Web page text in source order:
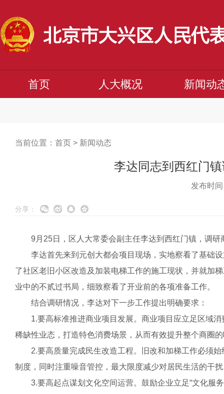
首页 人大概况 新闻动
当前位置： 首页 > 新闻动态
李达同志到西红门
发布时
分享：
9月25日，区人大常委会副主任李达到西红门镇，调研
李达首先来到元创大都会项目现场，实地察看了基础设
了社区老旧小区改造及加装电梯工作的施工现状，并就加
业中的不贰过书局，细致察看了开业前的各项准备工作。
结合调研情况，李达对下一步工作提出明确要求：
1.要高标准推进商业项目发展。商业项目应立足区域消
稀缺性业态，打造特色消费场景，从而有效提升整个商圈
2.要高质量完成民生改造工程。旧改和加梯工作必须始
制度，同时注重噪音管控，最大限度减少对居民生活的干
3.要高起点谋划文化空间运营。鼓励企业立足“文化服务